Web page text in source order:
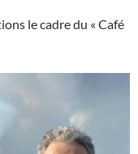
le cadre du « Café